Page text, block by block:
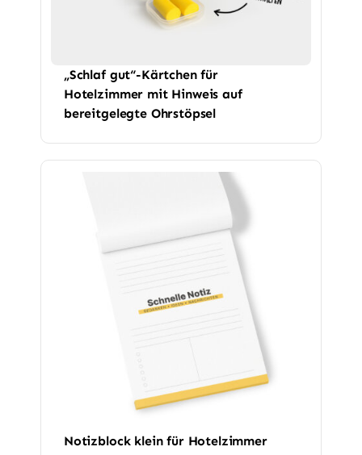
„Schlaf gut“-Kärtchen für
Hotelzimmer mit Hinweis auf
bereitgelegte Ohrstöpsel
Notizblock klein für Hotelzimmer